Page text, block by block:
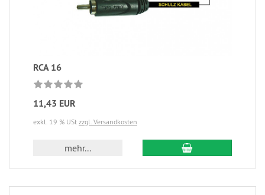
RCA 16
11,43 EUR
exkl. 19 % USt zzgl. Versandkosten
mehr...